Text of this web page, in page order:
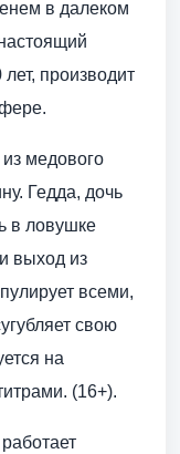
в далеком
производит
медового
Гедда, дочь
в ловушке
выход из
всеми,
свою
на
(16+).